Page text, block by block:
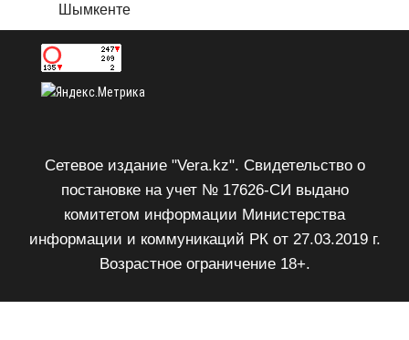
Шымкенте
Сетевое издание "Vera.kz". Свидетельство о
постановке на учет № 17626-СИ выдано
комитетом информации Министерства
информации и коммуникаций РК от 27.03.2019 г.
Возрастное ограничение 18+.